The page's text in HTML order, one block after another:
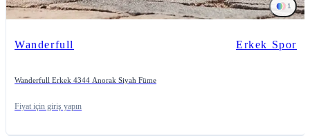
1
Wanderfull Erkek Spor
Wanderfull Erkek 4344 Anorak Siyah Füme
Fiyat için giriş yapın